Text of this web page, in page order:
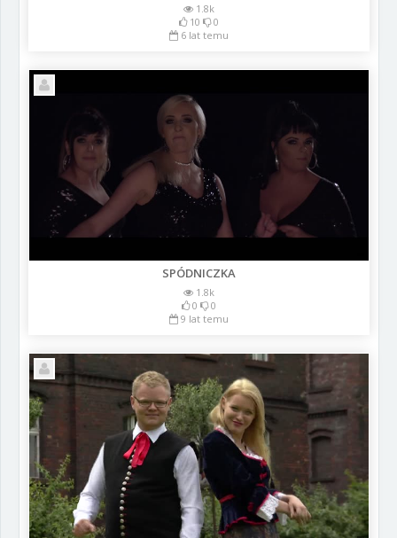
1.8k
10
0
6 lat temu
SPÓDNICZKA
1.8k
0
0
9 lat temu